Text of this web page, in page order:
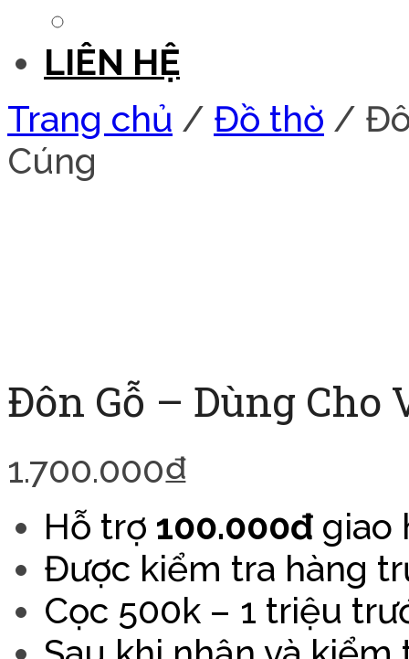
LIÊN HỆ
Trang chủ / Đồ thờ /
Cúng
Đôn Gỗ – Dùng Cho
1.700.000₫
Hỗ trợ 100.000đ giao
Được kiểm tra hàng
Cọc 500k – 1 triệu